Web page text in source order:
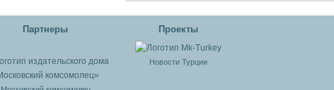
Партнеры Проекты
Новости Турции